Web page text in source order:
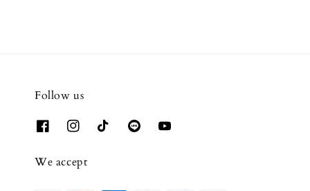
Follow us
We accept